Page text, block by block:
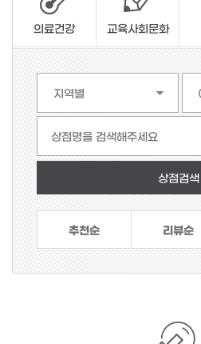
의료건강 교육사회문화
상점명을 검색해주세요
추천순 리뷰순